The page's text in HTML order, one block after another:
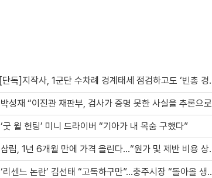
[단독]지작사, 1군단 수차례 경계태세 점검하고도 ‘빈총 경계’ 몰랐다
박성재 “이진관 재판부, 검사가 증명 못한 사실을 추론으로 메꿔” [현장영상]
‘굿 윌 헌팅’ 미니 드라이버 “기아가 내 목숨 구했다”
삼립, 1년 6개월 만에 가격 올린다…“원가 및 제반 비용 상승” [자막뉴스]
‘리센느 논란’ 김선태 “고독하구만”…충주시장 “돌아올 생각은?”